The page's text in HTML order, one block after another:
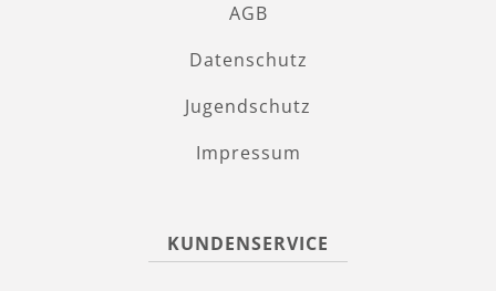
AGB
Datenschutz
Jugendschutz
Impressum
KUNDENSERVICE